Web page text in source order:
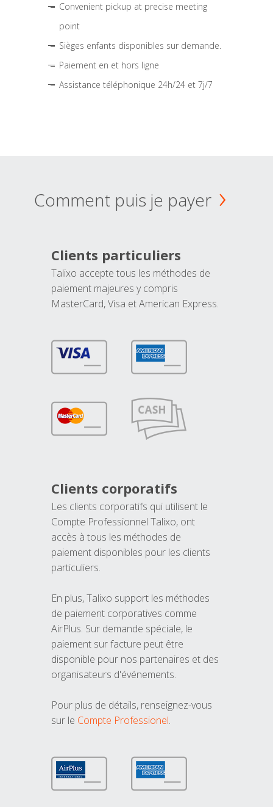
Convenient pickup at precise meeting
point
Sièges enfants disponibles sur demande.
Paiement en et hors ligne
Assistance téléphonique 24h/24 et 7j/7
Comment puis je payer
Clients particuliers
Talixo accepte tous les méthodes de
paiement majeures y compris
MasterCard, Visa et American Express.
Clients corporatifs
Les clients corporatifs qui utilisent le
Compte Professionnel Talixo, ont
accès à tous les méthodes de
paiement disponibles pour les clients
particuliers.
En plus, Talixo support les méthodes
de paiement corporatives comme
AirPlus. Sur demande spéciale, le
paiement sur facture peut être
disponible pour nos partenaires et des
organisateurs d'événements.
Pour plus de détails, renseignez-vous
sur le Compte Professionel.